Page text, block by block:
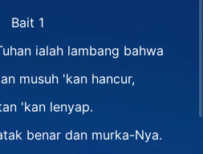
Bait 1
ialah lambang bahwa
musuh 'kan hancur,
'kan lenyap.
benar dan murka-Nya.